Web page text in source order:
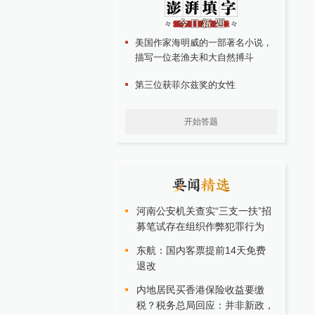
美国作家海明威的一部著名小说，
描写一位老渔夫和大自然搏斗
第三位获菲尔兹奖的女性
开始答题
河南公安机关查实“三支一扶”招
募笔试存在组织作弊犯罪行为
东航：国内客票提前14天免费
退改
内地居民买香港保险收益要缴
税？税务总局回应：并非新政，